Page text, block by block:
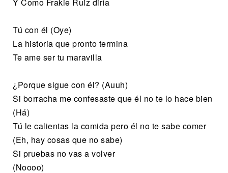
Tú con él (Oye)
La historia que pronto termina
Te ame ser tu maravilla
¿Porque sigue con él? (Auuh)
Si borracha me confesaste que él no te lo hace bien
(Há)
Tú le calientas la comida pero él no te sabe comer
(Eh, hay cosas que no sabe)
Si pruebas no vas a volver
(Noooo)